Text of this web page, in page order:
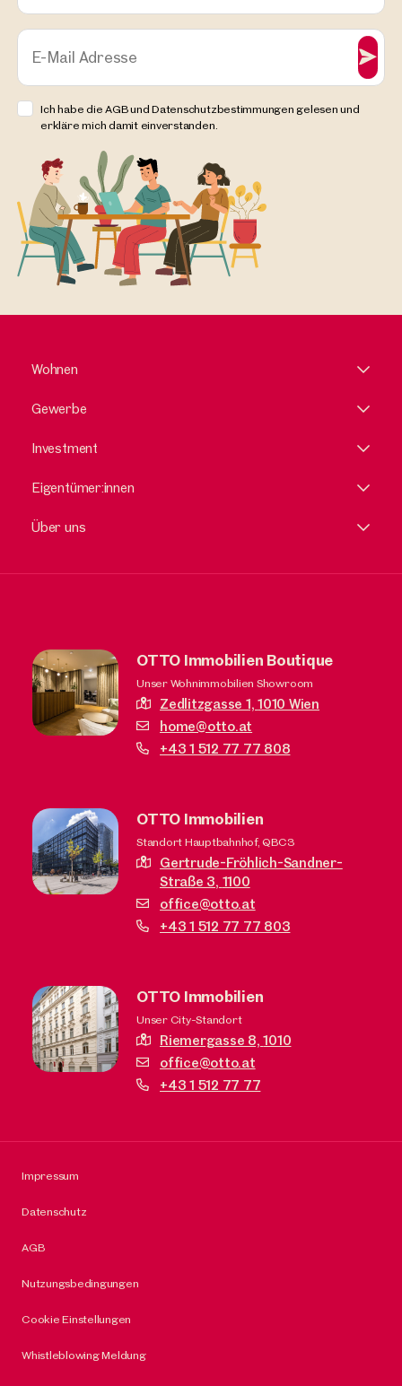
E-Mail Adresse
Ich habe die AGB und Datenschutzbestimmungen gelesen und
erkläre mich damit einverstanden.
Wohnen
Gewerbe
Investment
Eigentümer:innen
Über uns
OTTO Immobilien Boutique
Unser Wohnimmobilien Showroom
Zedlitzgasse 1,1010 Wien
home@otto.at
+43 1 512 77 77 808
OTTO Immobilien
Standort Hauptbahnhof, QBC3
Gertrude-Fröhlich-Sandner-
Straße 3, 1100
office@otto.at
+43 1 512 77 77 803
OTTO Immobilien
Unser City-Standort
Riemergasse 8,1010
office@otto.at
+43 1 512 77 77
Impressum
Datenschutz
AGB
Nutzungsbedingungen
Cookie Einstellungen
Whistleblowing Meldung